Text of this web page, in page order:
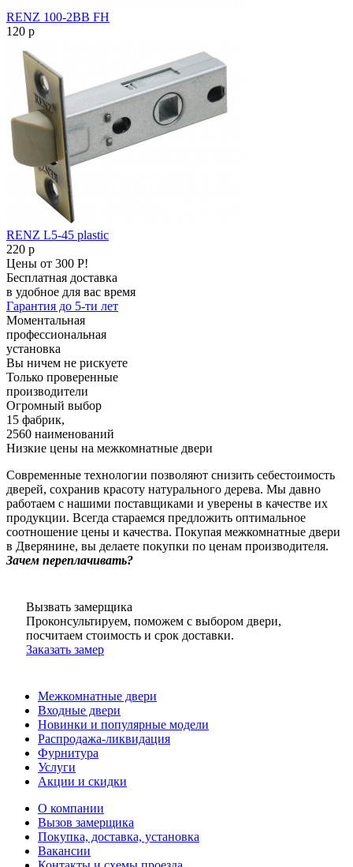
RENZ 100-2ВВ FH
120 p
RENZ L5-45 plastic
220 p
Цены от 300 Р!
Бесплатная доставка
в удобное для вас время
Гарантия до 5-ти лет
Моментальная
профессиональная
установка
Вы ничем не рискуете
Только проверенные
производители
Огромный выбор
15 фабрик,
2560 наименований
Низкие цены на межкомнатные двери
Современные технологии позволяют снизить себестоимость
дверей, сохранив красоту натурального дерева. Мы давно
работаем с нашими поставщиками и уверены в качестве их
продукции. Всегда стараемся предложить оптимальное
соотношение цены и качества. Покупая межкомнатные двери
в Дверянине, вы делаете покупки по ценам производителя.
Зачем переплачивать?
Вызвать замерщика
Проконсультируем, поможем с выбором двери,
посчитаем стоимость и срок доставки.
Заказать замер
Межкомнатные двери
Входные двери
Новинки и популярные модели
Распродажа-ликвидация
Фурнитура
Услуги
Акции и скидки
О компании
Вызов замерщика
Покупка, доставка, установка
Вакансии